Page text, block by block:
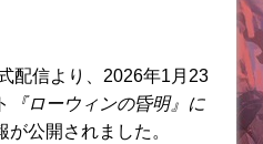
a配信より、2026年1月23
『ローウィンの昏明』に
が公開されました。